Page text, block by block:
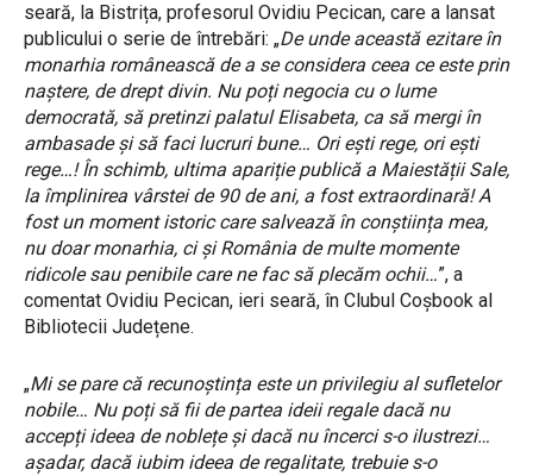
seară, la Bistrița, profesorul Ovidiu Pecican, care a lansat
publicului o serie de întrebări: „De unde această ezitare în
monarhia românească de a se considera ceea ce este prin
naștere, de drept divin. Nu poți negocia cu o lume
democrată, să pretinzi palatul Elisabeta, ca să mergi în
ambasade și să faci lucruri bune… Ori ești rege, ori ești
rege…! În schimb, ultima apariție publică a Maiestății Sale,
la împlinirea vârstei de 90 de ani, a fost extraordinară! A
fost un moment istoric care salvează în conștiința mea,
nu doar monarhia, ci și România de multe momente
ridicole sau penibile care ne fac să plecăm ochii…”, a
comentat Ovidiu Pecican, ieri seară, în Clubul Coșbook al
Bibliotecii Județene.
„Mi se pare că recunoștința este un privilegiu al sufletelor
nobile… Nu poți să fii de partea ideii regale dacă nu
accepți ideea de noblețe și dacă nu încerci s-o ilustrezi…
așadar, dacă iubim ideea de regalitate, trebuie s-o